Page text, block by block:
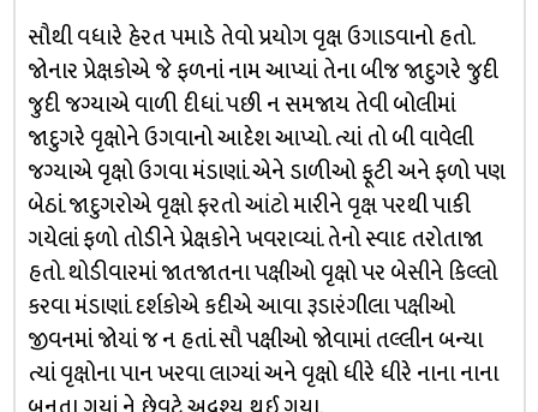
સૌથી વધારે હેરત પમાડે તેવો પ્રયોગ વૃક્ષ ઉગાડવાનો હતો.
જોનાર પ્રેક્ષકોએ જે ફળનાં નામ આપ્યાં તેના બીજ જાદુગરે જુદી
જુદી જગ્યાએ વાળી દીધાં. પછી ન સમજાય તેવી બોલીમાં
જાદુગરે વૃક્ષોને ઉગવાનો આદેશ આપ્યો. ત્યાં તો બી વાવેલી
જગ્યાએ વૃક્ષો ઉગવા મંડાણાં. એને ડાળીઓ ફૂટી અને ફળો પણ
બેઠાં. જાદુગરોએ વૃક્ષો ફરતો આંટો મારીને વૃક્ષ પરથી પાકી
ગયેલાં ફળો તોડીને પ્રેક્ષકોને ખવરાવ્યાં. તેનો સ્વાદ તરોતાજા
હતો. થોડીવારમાં જાતજાતના પક્ષીઓ વૃક્ષો પર બેસીને કિલ્લો
કરવા મંડાણાં. દર્શકોએ કદીએ આવા રૂડારંગીલા પક્ષીઓ
જીવનમાં જોયાં જ ન હતાં. સૌ પક્ષીઓ જોવામાં તલ્લીન બન્યા
ત્યાં વૃક્ષોના પાન ખરવા લાગ્યાં અને વૃક્ષો ધીરે ધીરે નાના નાના